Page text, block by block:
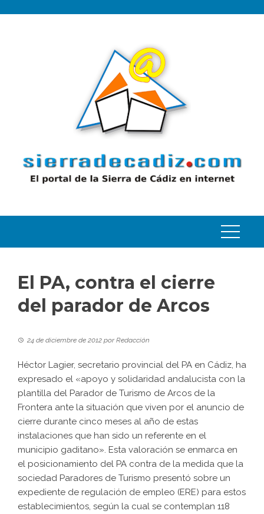
El PA, contra el cierre
del parador de Arcos
24 de diciembre de 2012 porRedacción
Héctor Lagier, secretario provincial del PA en Cádiz, ha
expresado el «apoyo y solidaridad andalucista con la
plantilla del Parador de Turismo de Arcos de la
Frontera ante la situación que viven por el anuncio de
cierre durante cinco meses al año de estas
instalaciones que han sido un referente en el
municipio gaditano». Esta valoración se enmarca en
el posicionamiento del PA contra de la medida que la
sociedad Paradores de Turismo presentó sobre un
expediente de regulación de empleo (ERE) para estos
establecimientos, según la cual se contemplan 118